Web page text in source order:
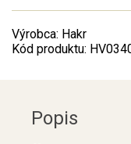
Výrobca: Hakr
Kód produktu:
Popis